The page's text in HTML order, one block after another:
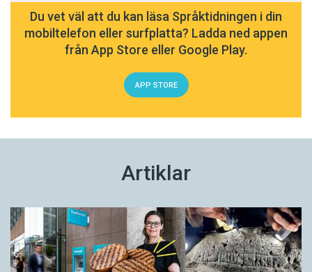
Du vet väl att du kan läsa Språktidningen i din
mobiltelefon eller surfplatta? Ladda ned appen
från App Store eller Google Play.
APP STORE
Artiklar